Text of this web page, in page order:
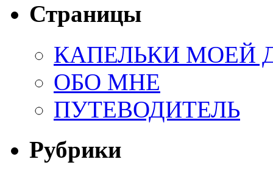
Страницы
КАПЕЛЬКИ МОЕЙ
ОБО МНЕ
ПУТЕВОДИТЕЛЬ
Рубрики